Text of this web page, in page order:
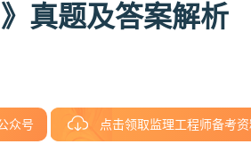
真题及答案解析
众号 点击领取监理工程师备考